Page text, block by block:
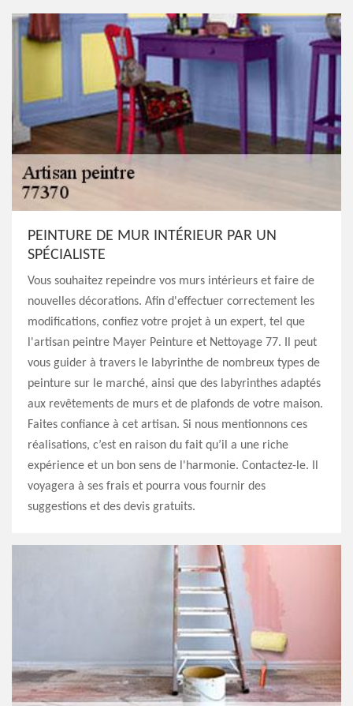
PEINTURE DE MUR INTÉRIEUR PAR UN
SPÉCIALISTE
Vous souhaitez repeindre vos murs intérieurs et faire de
nouvelles décorations. Afin d'effectuer correctement les
modifications, confiez votre projet à un expert, tel que
l'artisan peintre Mayer Peinture et Nettoyage 77. Il peut
vous guider à travers le labyrinthe de nombreux types de
peinture sur le marché, ainsi que des labyrinthes adaptés
aux revêtements de murs et de plafonds de votre maison.
Faites confiance à cet artisan. Si nous mentionnons ces
réalisations, c’est en raison du fait qu’il a une riche
expérience et un bon sens de l'harmonie. Contactez-le. Il
voyagera à ses frais et pourra vous fournir des
suggestions et des devis gratuits.